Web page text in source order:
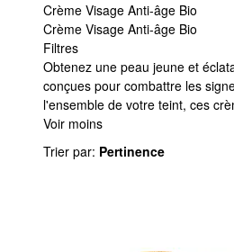
Crème Visage Anti-âge Bio
Crème Visage Anti-âge Bio
Filtres
Crème Visage Anti-âge Bio
Obtenez une peau jeune et
conçues pour combattre les
l'ensemble de votre teint, ces
Voir moins
Trier par: Pertinence